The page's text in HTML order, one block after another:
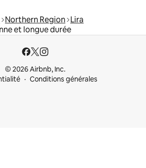
Northern Region Lira
et longue durée
© 2026 Airbnb, Inc.
Conditions générales